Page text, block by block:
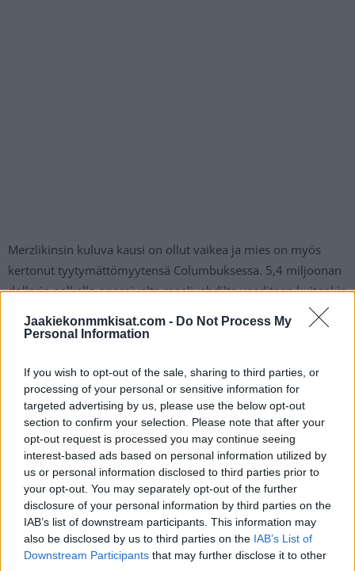
Jaakiekonmmkisat.com - Do Not Process My
Personal Information
If you wish to opt-out of the sale, sharing to third parties, or
processing of your personal or sensitive information for
targeted advertising by us, please use the below opt-out
section to confirm your selection. Please note that after your
opt-out request is processed you may continue seeing
interest-based ads based on personal information utilized by
us or personal information disclosed to third parties prior to
your opt-out. You may separately opt-out of the further
disclosure of your personal information by third parties on the
IAB’s list of downstream participants. This information may
also be disclosed by us to third parties on the IAB’s List of
Downstream Participants that may further disclose it to other
Merzlikinsin kuluva kausi on ollut vaikea ja mies on myös
kertonut tyytymättömyytensä Columbuksessa. 5,4 miljoonan
dollarin palkalla operoivalta maalivahdilta vaaditaan kuitenkin
parempaa, sillä 39 ottelun jälkeen torjuntaprosentti on 89,9.
Prahassa 10.–26. toukokuuta.
Edellinen artikkeli
Matkapuhelimien monipuoliset
Seuraava artikkeli
Justus Annunen teki